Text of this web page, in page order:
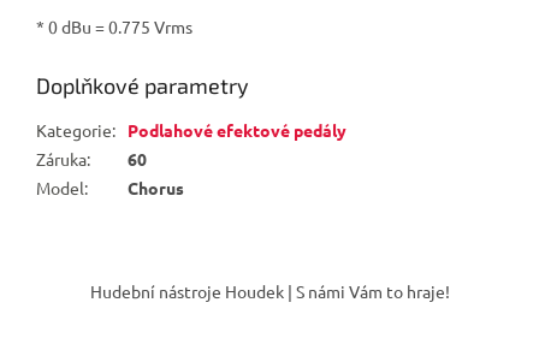
* 0 dBu = 0.775 Vrms
Doplňkové parametry
Kategorie:
Podlahové efektové pedály
Záruka:
60
Model: Chorus
Hudební nástroje Houdek | S námi Vám to hraje!